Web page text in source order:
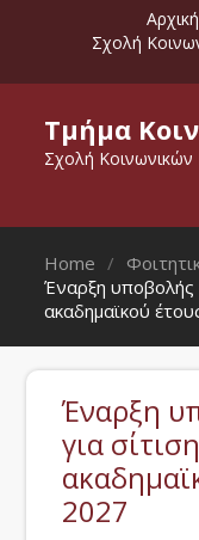
Αρχική
Σχολή
Τμήμα
Σχολή Κοινωνικών
Home
Έναρξη υποβολής
ακαδημαϊκού
Έναρξη
για
2027